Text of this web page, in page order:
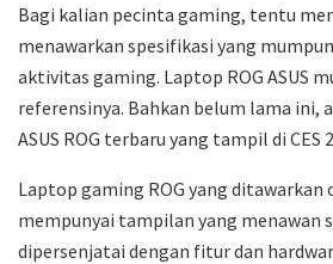
Bagi kalian pecinta gaming, tentu
menawarkan spesifikasi yang
aktivitas gaming. Laptop ROG ASUS
referensinya. Bahkan belum lama ini,
ASUS ROG terbaru yang tampil di CES
Laptop gaming ROG yang ditawarkan
mempunyai tampilan yang menawan
dipersenjatai dengan fitur dan